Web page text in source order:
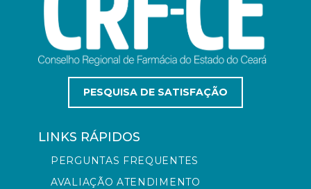
PESQUISA DE SATISFAÇÃO
LINKS RÁPIDOS
PERGUNTAS FREQUENTES
AVALIAÇÃO ATENDIMENTO